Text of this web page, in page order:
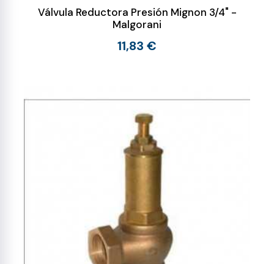
Válvula Reductora Presión Mignon 3/4" -
Malgorani
11,83 €